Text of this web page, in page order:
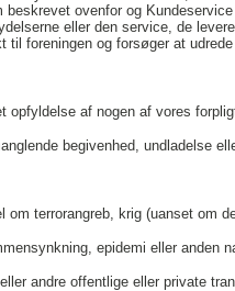
ovenfor og
eller den service, de
til foreningen og forsøger at
opfyldelse af nogen af vores
begivenhed,
om terrorangreb, krig (uanset om
epidemi eller anden
andre offentlige eller private